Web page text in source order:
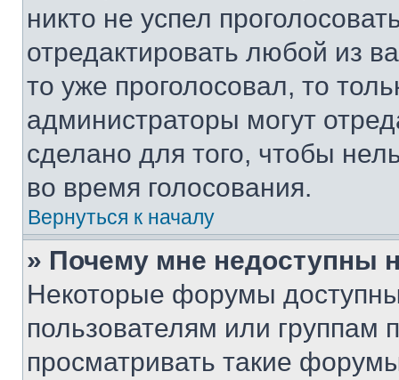
никто не успел
отредактировать любой из
то уже проголосовал, то
администраторы могут
сделано для того, чтобы
во время голосования.
Вернуться к началу
» Почему мне недоступны
Некоторые форумы
пользователям или группам
просматривать такие